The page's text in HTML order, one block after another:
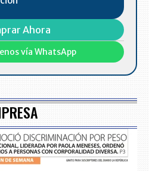
Ahora
vía WhatsApp